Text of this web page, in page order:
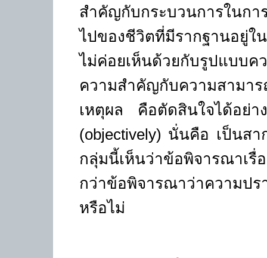
สำคัญกับกระบวนการในกา
ไปของชีวิตที่มีรากฐานอยู่
ไม่ค่อยเห็นด้วยกับรูปแบบ
ความสำคัญกับความสามา
เหตุผล คือตัดสินใจได้อย่
(objectively) นั่นคือ เป็นสา
กลุ่มนี้เห็นว่าข้อพิจารณาเรื่
กว่าข้อพิจารณาว่าความปร
หรือไม่